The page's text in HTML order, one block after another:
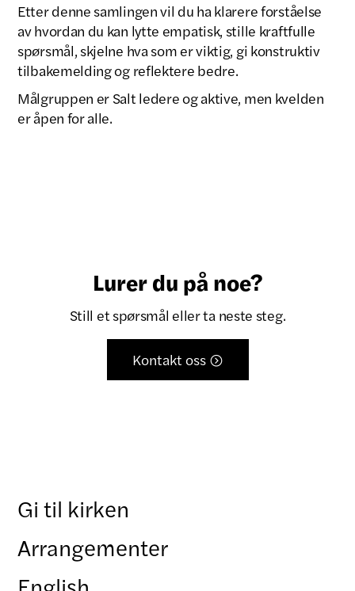
Etter denne samlingen vil du ha klarere forståelse
av hvordan du kan lytte empatisk, stille kraftfulle
spørsmål, skjelne hva som er viktig, gi konstruktiv
tilbakemelding og reflektere bedre.
Målgruppen er Salt ledere og aktive, men kvelden
er åpen for alle.
Lurer du på noe?
Still et spørsmål eller ta neste steg.
Kontakt oss 
Gi til kirken
Arrangementer